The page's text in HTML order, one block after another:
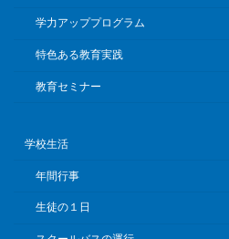
学力アッププログラム
特色ある教育実践
教育セミナー
学校生活
年間行事
生徒の１日